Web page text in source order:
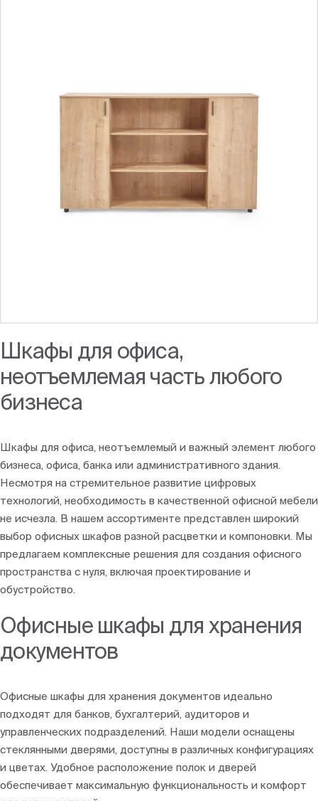
Шкафы для офиса,
неотъемлемая часть любого
бизнеса
Шкафы для офиса, неотъемлемый и важный элемент любого
бизнеса, офиса, банка или административного здания.
Несмотря на стремительное развитие цифровых
технологий, необходимость в качественной офисной мебели
не исчезла. В нашем ассортименте представлен широкий
выбор офисных шкафов разной расцветки и компоновки. Мы
предлагаем комплексные решения для создания офисного
пространства с нуля, включая проектирование и
обустройство.
Офисные шкафы для хранения
документов
Офисные шкафы для хранения документов идеально
подходят для банков, бухгалтерий, аудиторов и
управленческих подразделений. Наши модели оснащены
стеклянными дверями, доступны в различных конфигурациях
и цветах. Удобное расположение полок и дверей
обеспечивает максимальную функциональность и комфорт